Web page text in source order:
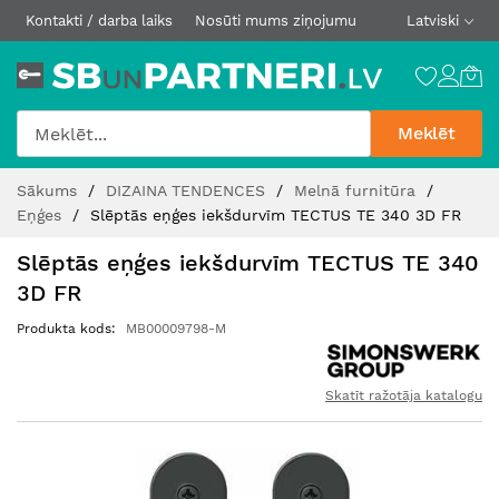
Kontakti / darba laiks Nosūti mums ziņojumu Latviski
Meklēt
Content
Sākums DIZAINA TENDENCES
Melnā furnitūra
Eņģes
Slēptās eņģes iekšdurvīm TECTUS TE 340 3D FR
Slēptās eņģes iekšdurvīm TECTUS TE 340
3D FR
Produkta kods MB00009798-M
Skatīt ražotāja katalogu